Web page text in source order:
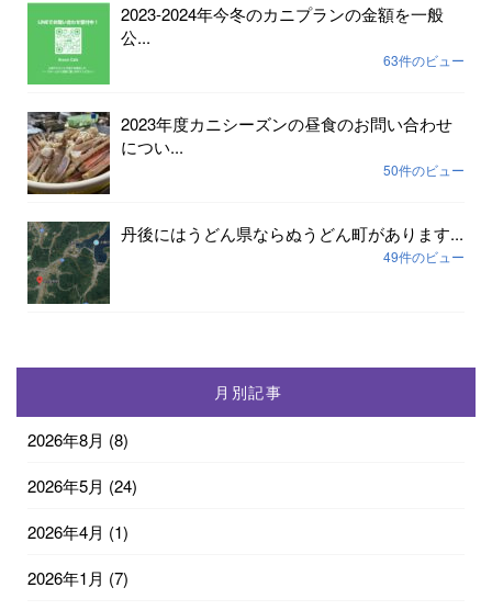
2023-2024年今冬のカニプランの金額を一般
公...
63件のビュー
2023年度カニシーズンの昼食のお問い合わせ
につい...
50件のビュー
丹後にはうどん県ならぬうどん町があります...
49件のビュー
月別記事
2026年8月 (8)
2026年5月 (24)
2026年4月 (1)
2026年1月 (7)